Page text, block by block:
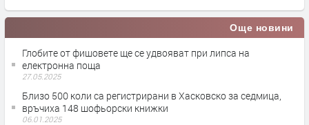
Още новини
Глобите от фишовете ще се удвояват при липса на
електронна поща
27.05.2025
Близо 500 коли са регистрирани в Хасковско за седмица,
връчиха 148 шофьорски книжки
06.01.2025